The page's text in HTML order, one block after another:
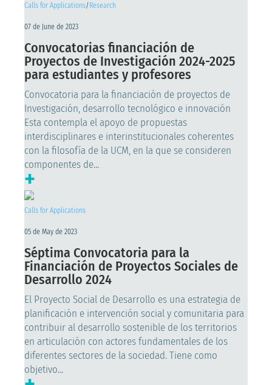
Calls for Applications/ Research
07 de June de 2023
Convocatorias financiación de
Proyectos de Investigación 2024-2025
para estudiantes y profesores
Convocatoria para la financiación de proyectos de
Investigación, desarrollo tecnológico e innovación
Esta contempla el apoyo de propuestas
interdisciplinares e interinstitucionales coherentes
con la filosofía de la UCM, en la que se consideren
componentes de...
+
Calls for Applications
05 de May de 2023
Séptima Convocatoria para la
Financiación de Proyectos Sociales de
Desarrollo 2024
El Proyecto Social de Desarrollo es una estrategia de
planificación e intervención social y comunitaria para
contribuir al desarrollo sostenible de los territorios
en articulación con actores fundamentales de los
diferentes sectores de la sociedad. Tiene como
objetivo...